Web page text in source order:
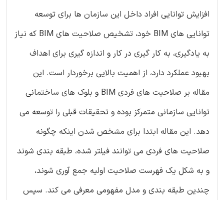
افزایش توانایی افراد داخل این سازمان ها برای توسعه
توانایی های BIM خود، تشخیص صلاحیت های BIM که نیاز
به یادگیری، به کار گیری در کار و اندازه گیری برای اهداف
بهبود عملکرد دارد، از اهمیت بالایی برخوردار است. این
مقاله بر صلاحیت های فردی BIM و بلوک های ساختمانی
توانایی سازمانی متمرکز بوده و تحقیقات قبلی را توسعه می
دهد. این مقاله ابتدا برای مشخص شدن اینکه چگونه
صلاحیت های فردی می توانند فیلتر شده، طبقه بندی شوند
و به شکل یک فهرست صلاحیت اولیه جمع آوری شوند،
چندین طبقه بندی و مدل مفهومی معرفی می کند. سپس